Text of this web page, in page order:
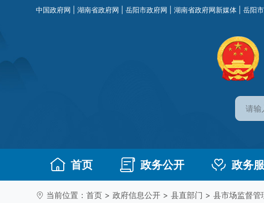
中国政府网 湖南省政府网 岳阳市政府网 湖南省政府网新媒体 岳阳
首页 政务公开 政务
当前位置： 首页 > 政府信息公开 > 县直部门 > 县市场监督管